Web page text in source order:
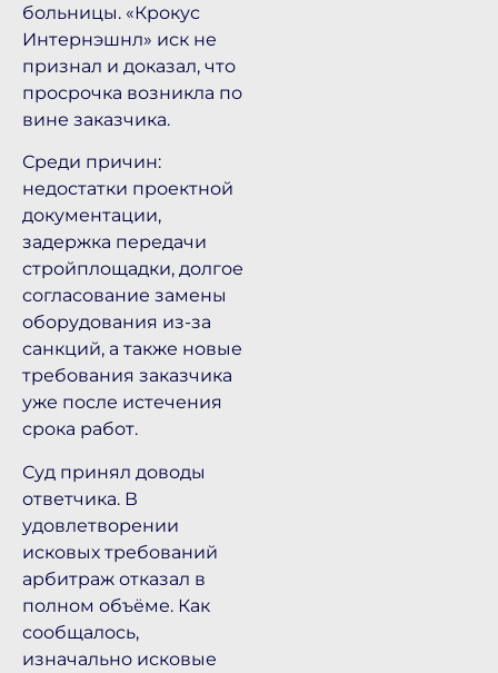
больницы. «Крокус
Интернэшнл» иск не
признал и доказал, что
просрочка возникла по
вине заказчика.
Среди причин:
недостатки проектной
документации,
задержка передачи
стройплощадки, долгое
согласование замены
оборудования из-за
санкций, а также новые
требования заказчика
уже после истечения
срока работ.
Суд принял доводы
ответчика. В
удовлетворении
исковых требований
арбитраж отказал в
полном объёме. Как
сообщалось,
изначально исковые